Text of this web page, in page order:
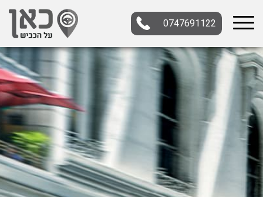
0747691122
בחר תתקטגוריה בחר מיקום
צפון
מרכז
דרום
במרכז
בצפון